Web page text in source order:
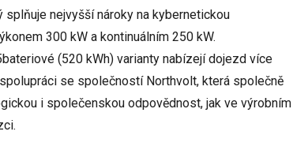
nejvyšší nároky na kybernetickou
300 kW a kontinuálním 250 kW.
(520 kWh) varianty nabízejí dojezd více
se společností Northvolt, která společně
i společenskou odpovědnost, jak ve výrobním